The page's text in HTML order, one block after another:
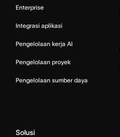
Enterprise
Integrasi aplikasi
Pengelolaan kerja AI
Pengelolaan proyek
Pengelolaan sumber daya
Solusi